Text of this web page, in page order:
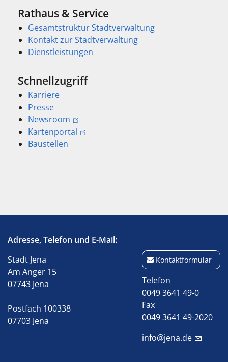
Rathaus & Service
Gesamtstruktur Stadtverwaltung
Kontakt zur Stadtverwaltung
Dienstleistungen
Schnellzugriff
Karriere
Presse
Newsroom
Kartenportal
Baustellen
Adresse, Telefon und E-Mail:
Stadt Jena
Am Anger 15
07743 Jena
Postfach 100338
07703 Jena
Kontaktformular
Telefon
0049 3641 49-0
Fax
0049 3641 49-2020
info@jena.de